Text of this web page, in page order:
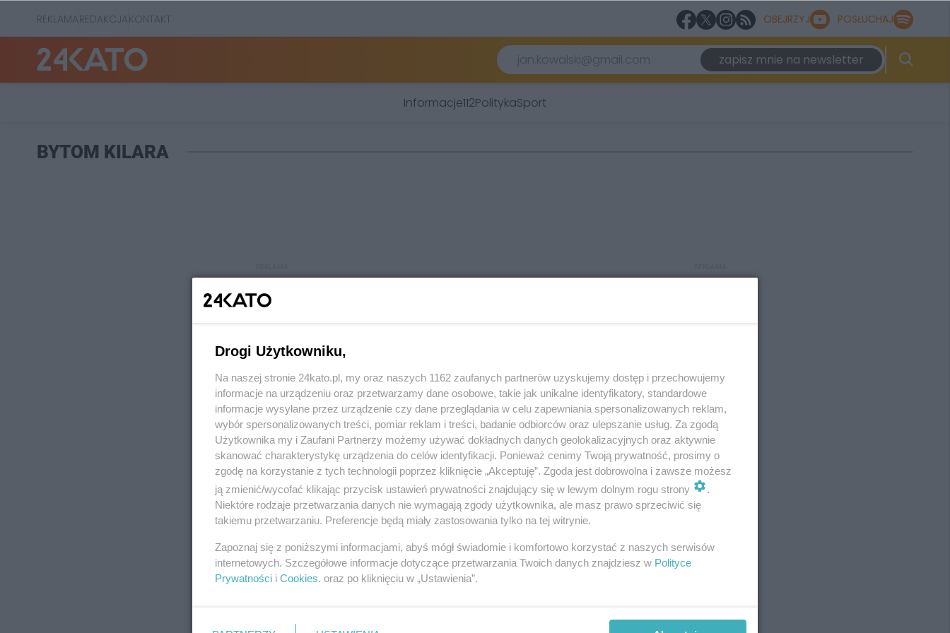
REKLAMAREDAKCJAKONTAKT OBEJRZYJ POSŁUCHAJ
zapisz mnie na newsletter
Informacje112PolitykaSport
BYTOM KILARA
REKLAMA REKLAMA
Drogi Użytkowniku,
Na naszej stronie 24kato.pl, my oraz naszych 1162 zaufanych partnerów uzyskujemy dostęp i przechowujemy
informacje na urządzeniu oraz przetwarzamy dane osobowe, takie jak unikalne identyfikatory, standardowe
informacje wysyłane przez urządzenie czy dane przeglądania w celu zapewniania spersonalizowanych reklam,
wybór spersonalizowanych treści, pomiar reklam i treści, badanie odbiorców oraz ulepszanie usług. Za zgodą
Użytkownika my i Zaufani Partnerzy możemy używać dokładnych danych geolokalizacyjnych oraz aktywnie
skanować charakterystykę urządzenia do celów identyfikacji. Ponieważ cenimy Twoją prywatność, prosimy o
zgodę na korzystanie z tych technologii poprzez kliknięcie „Akceptuję”. Zgoda jest dobrowolna i zawsze możesz
ją zmienić/wycofać klikając przycisk ustawień prywatności znajdujący się w lewym dolnym rogu strony
.
Niektóre rodzaje przetwarzania danych nie wymagają zgody użytkownika, ale masz prawo sprzeciwić się
takiemu przetwarzaniu. Preferencje będą miały zastosowania tylko na tej witrynie.
Zapoznaj się z poniższymi informacjami, abyś mógł świadomie i komfortowo korzystać z naszych serwisów
internetowych. Szczegółowe informacje dotyczące przetwarzania Twoich danych znajdziesz w Polityce
Prywatności i Cookies. oraz po kliknięciu w „Ustawienia”.